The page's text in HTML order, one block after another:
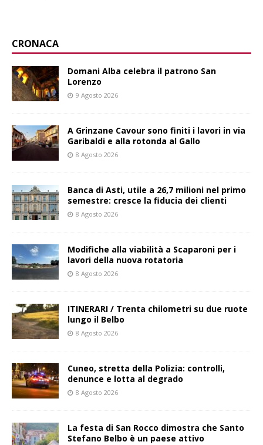
CRONACA
Domani Alba celebra il patrono San
Lorenzo
9 Agosto 2026
A Grinzane Cavour sono finiti i lavori in via
Garibaldi e alla rotonda al Gallo
8 Agosto 2026
Banca di Asti, utile a 26,7 milioni nel primo
semestre: cresce la fiducia dei clienti
8 Agosto 2026
Modifiche alla viabilità a Scaparoni per i
lavori della nuova rotatoria
8 Agosto 2026
ITINERARI / Trenta chilometri su due ruote
lungo il Belbo
8 Agosto 2026
Cuneo, stretta della Polizia: controlli,
denunce e lotta al degrado
8 Agosto 2026
La festa di San Rocco dimostra che Santo
Stefano Belbo è un paese attivo